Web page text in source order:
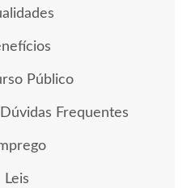
Público
Frequentes
Leis